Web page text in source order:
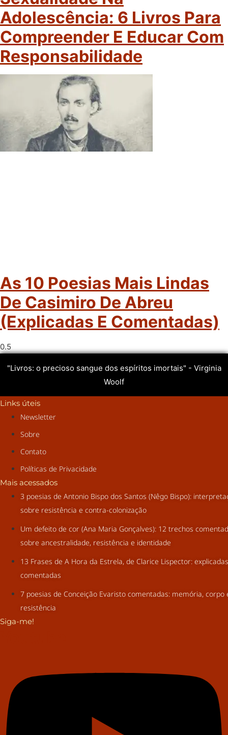
Adolescência: 6 Livros Para
Compreender E Educar Com
Responsabilidade
As 10 Poesias Mais Lindas
De Casimiro De Abreu
(explicadas E Comentadas)
"Livros: o precioso sangue dos espíritos imortais" - Virginia
Woolf
Links úteis
Newsletter
Sobre
Contato
Políticas de Privacidade
Mais acessados
3 poesias de Antonio Bispo dos Santos (Nêgo Bispo):
sobre resistência e contra-colonização
Um defeito de cor (Ana Maria Gonçalves): 12 trechos
sobre ancestralidade, resistência e identidade
13 Frases de A Hora da Estrela, de Clarice Lispector:
comentadas
7 poesias de Conceição Evaristo comentadas: memória, corpo
resistência
Siga-me!